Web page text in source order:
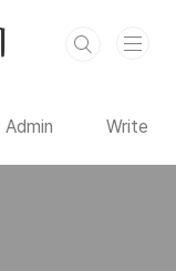
Admin Write